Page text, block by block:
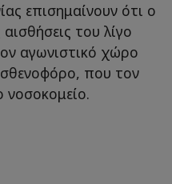
επισημαίνουν ότι ο
του λίγο
αγωνιστικό χώρο
που τον
νοσοκομείο.